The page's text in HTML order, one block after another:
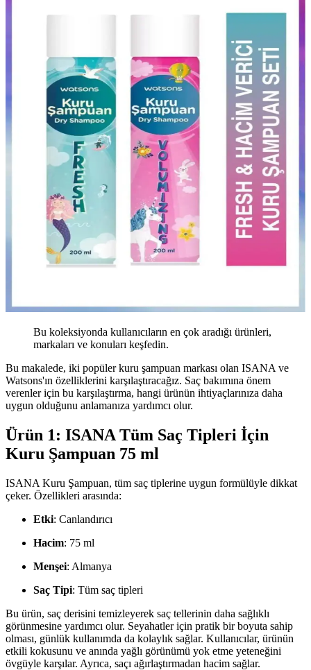
Bu koleksiyonda kullanıcıların en çok aradığı ürünleri,
markaları ve konuları keşfedin.
Bu makalede, iki popüler kuru şampuan markası olan ISANA ve
Watsons'ın özelliklerini karşılaştıracağız. Saç bakımına önem
verenler için bu karşılaştırma, hangi ürünün ihtiyaçlarınıza daha
uygun olduğunu anlamanıza yardımcı olur.
Ürün 1: ISANA Tüm Saç Tipleri İçin
Kuru Şampuan 75 ml
ISANA Kuru Şampuan, tüm saç tiplerine uygun formülüyle dikkat
çeker. Özellikleri arasında:
Etki: Canlandırıcı
Hacim: 75 ml
Menşei: Almanya
Saç Tipi: Tüm saç tipleri
Bu ürün, saç derisini temizleyerek saç tellerinin daha sağlıklı
görünmesine yardımcı olur. Seyahatler için pratik bir boyuta sahip
olması, günlük kullanımda da kolaylık sağlar. Kullanıcılar, ürünün
etkili kokusunu ve anında yağlı görünümü yok etme yeteneğini
övgüyle karşılar. Ayrıca, saçı ağırlaştırmadan hacim sağlar.